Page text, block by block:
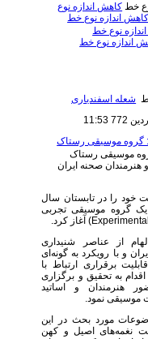
خط کاهش اندازه نوع
نوع خط
شعله اسفندیاری
موسیقی رستاک
هنرمندان صحنه ایران
خود را در تابستان سال
یک گروه موسیقی تجربی
از عناصر شنیداری
و با رویکرد به گونه‌ای
برقراری ارتباط با
به تحقیق و برگزاری
هنرمندان و اساتید
موسیقی نمود.
مورد بحث در این
نغمه‌های اصیل و کهن